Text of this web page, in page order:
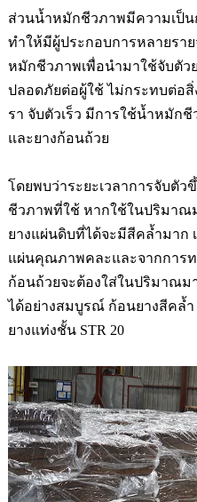
ส่วนน้ำหมักชีวภาพมีความเป็น
ทำให้มีผู้ประกอบการหลายรา
หมักชีวภาพเพื่อนำมาใช้จับตัว
ปลอดภัยต่อผู้ใช้ ไม่กระทบต่อ
รา จับตัวเร็ว มีการใช้น้ำหมัก
และยางก้อนถ้วย
โดยพบว่าระยะเวลาการจับตั
ชีวภาพที่ใช้ หากใช้ในปริมาณ
ยางแผ่นดิบที่ได้จะมีสีคล้ำมาก
แผ่นคุณภาพคละและจากการ
ก้อนถ้วยจะต้องใส่ในปริมาณม
ได้อย่างสมบูรณ์ ก้อนยางสีคล้ำ
ยางแท่งชั้นSTR 20